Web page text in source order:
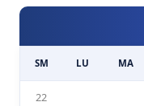
SM LU MA
22